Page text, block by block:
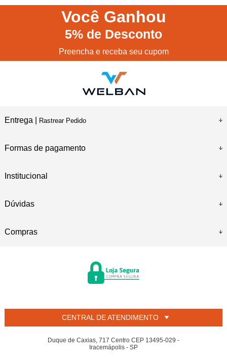
Você Ganhou
5% de Desconto
Preencha e receba seu cupom
Entrega | Rastrear Pedido
Formas de pagamento
Institucional
Dúvidas
Compras
CENTRAL DE ATENDIMENTO
Duque de Caxias, 717 Centro CEP 13495-029 -
Iracemápolis - SP